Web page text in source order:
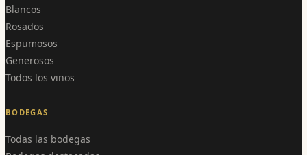
Blancos
Rosados
Espumosos
Generosos
Todos los vinos
BODEGAS
Todas las bodegas